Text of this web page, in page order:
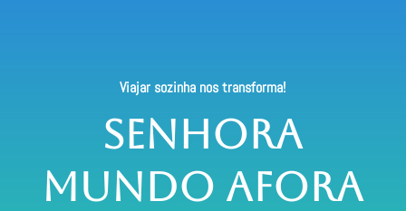
Viajar sozinha nos transforma!
Senhora
Mundo Afora